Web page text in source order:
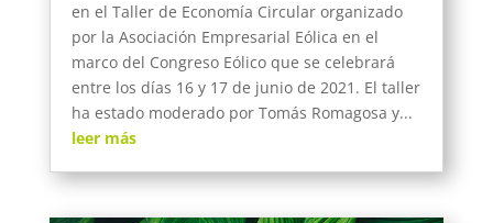
en el Taller de Economía Circular organizado
por la Asociación Empresarial Eólica en el
marco del Congreso Eólico que se celebrará
entre los días 16 y 17 de junio de 2021. El taller
ha estado moderado por Tomás Romagosa y...
leer más